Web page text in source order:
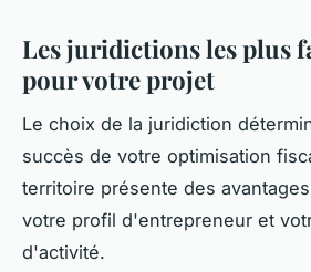
Les juridictions les plus
pour votre projet
Le choix de la juridiction
succès de votre optimisation
territoire présente des
votre profil d'entrepreneur et
d'activité.